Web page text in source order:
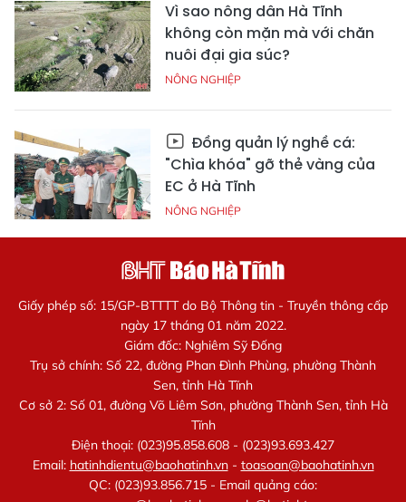
Vì sao nông dân Hà Tĩnh
không còn mặn mà với chăn
nuôi đại gia súc?
NÔNG NGHIỆP
Đồng quản lý nghề cá:
"Chìa khóa" gỡ thẻ vàng của
EC ở Hà Tĩnh
NÔNG NGHIỆP
Giấy phép số: 15/GP-BTTTT do Bộ Thông tin - Truyền thông cấp
ngày 17 tháng 01 năm 2022.
Giám đốc: Nghiêm Sỹ Đống
Trụ sở chính: Số 22, đường Phan Đình Phùng, phường Thành
Sen, tỉnh Hà Tĩnh
Cơ sở 2: Số 01, đường Võ Liêm Sơn, phường Thành Sen, tỉnh Hà
Tĩnh
Điện thoại: (023)95.858.608 - (023)93.693.427
Email: hatinhdientu@baohatinh.vn- toasoan@baohatinh.vn
QC: (023)93.856.715 - Email quảng cáo: